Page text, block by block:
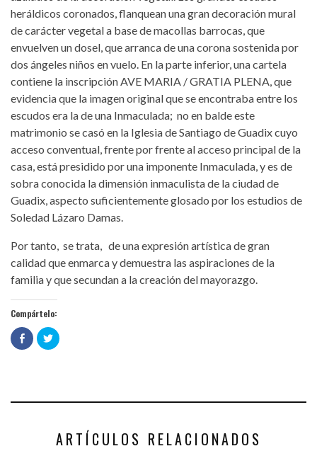
heráldicos coronados, flanquean una gran decoración mural
de carácter vegetal a base de macollas barrocas, que
envuelven un dosel, que arranca de una corona sostenida por
dos ángeles niños en vuelo. En la parte inferior, una cartela
contiene la inscripción AVE MARIA / GRATIA PLENA, que
evidencia que la imagen original que se encontraba entre los
escudos era la de una Inmaculada; no en balde este
matrimonio se casó en la Iglesia de Santiago de Guadix cuyo
acceso conventual, frente por frente al acceso principal de la
casa, está presidido por una imponente Inmaculada, y es de
sobra conocida la dimensión inmaculista de la ciudad de
Guadix, aspecto suficientemente glosado por los estudios de
Soledad Lázaro Damas.
Por tanto, se trata, de una expresión artística de gran
calidad que enmarca y demuestra las aspiraciones de la
familia y que secundan a la creación del mayorazgo.
Compártelo:
Haz
clic
para
en
Haz
clic
en
ARTÍCULOS RELACIONADOS